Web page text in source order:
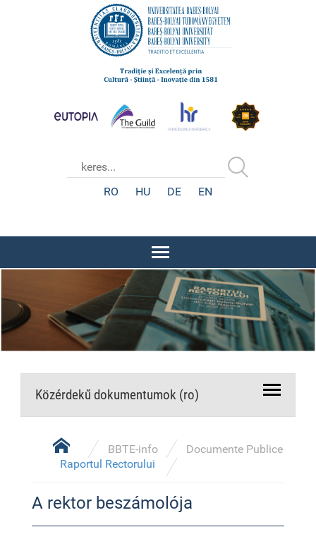
RO HU DE EN
Közérdekű dokumentumok (ro)
BBTE-info
Documente Publice
Raportul Rectorului
A rektor beszámolója